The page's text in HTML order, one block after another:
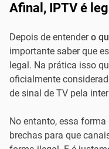
Afinal, IPTV é
Depois de entendero
importante saber que
legal. Na prática isso
oficialmente
de sinal de TV pela
No entanto, essa
brechas para que